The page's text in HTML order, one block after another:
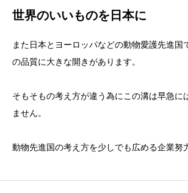
世界のいいものを日本に
また日本とヨーロッパなどの動物愛護先進国
の品質に大きな開きがあります。
そもそもの考え方が違う為にこの溝は早急に
ません。
動物先進国の考え方を少しでも広める企業努